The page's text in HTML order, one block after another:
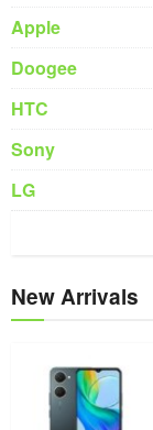
Apple
Doogee
HTC
Sony
LG
New Arrivals